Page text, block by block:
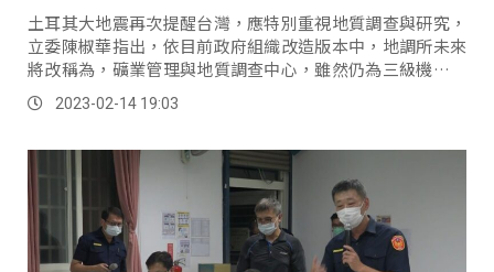
土耳其大地震再次提醒台灣，應特別重視地質調查與研究，
立委陳椒華指出，依目前政府組織改造版本中，地調所未來
將改稱為，礦業管理與地質調查中心，雖然仍為三級機構，
但把礦業管理與地質調查整併，不僅欠缺核心任務目標，地
調所業務與資源，恐也有所稀釋排擠，而形同降級。
2023-02-14 19:03